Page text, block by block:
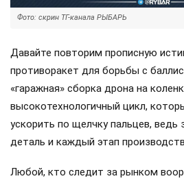
Фото: скрин ТГ-канала РЫБАРЬ
Давайте повторим прописную
противоракет для борьбы с
«гаражная» сборка дрона на
высокотехнологичный цикл,
ускорить по щелчку пальцев, ведь
деталь и каждый этап
Любой, кто следит за рынком